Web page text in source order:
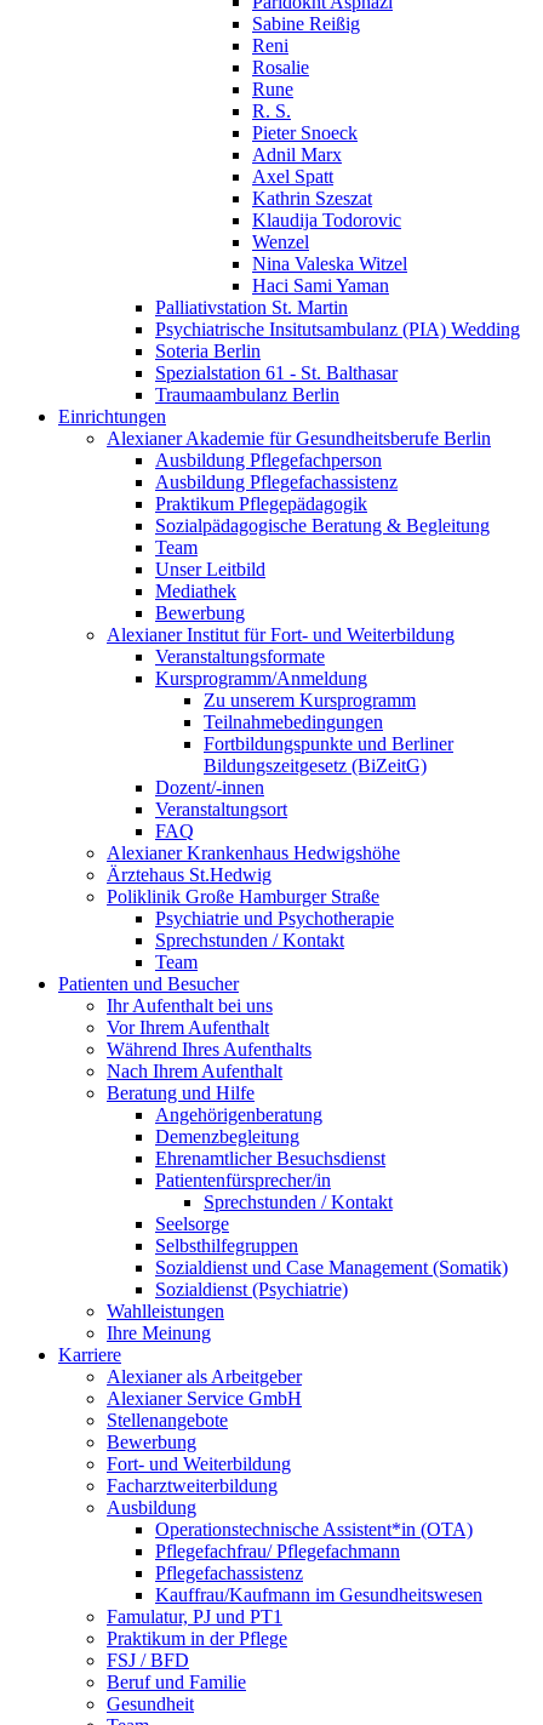
Sabine Reißig
Reni
Rosalie
Rune
R. S.
Pieter Snoeck
Adnil Marx
Axel Spatt
Kathrin Szeszat
Klaudija Todorovic
Wenzel
Nina Valeska Witzel
Haci Sami Yaman
Palliativstation St. Martin
Psychiatrische Insitutsambulanz (PIA) Wedding
Soteria Berlin
Spezialstation 61 - St. Balthasar
Traumaambulanz Berlin
Einrichtungen
Alexianer Akademie für Gesundheitsberufe Berlin
Ausbildung Pflegefachperson
Ausbildung Pflegefachassistenz
Praktikum Pflegepädagogik
Sozialpädagogische Beratung & Begleitung
Team
Unser Leitbild
Mediathek
Bewerbung
Alexianer Institut für Fort- und Weiterbildung
Veranstaltungsformate
Kursprogramm/Anmeldung
Zu unserem Kursprogramm
Teilnahmebedingungen
Fortbildungspunkte und Berliner
Bildungszeitgesetz (BiZeitG)
Dozent/-innen
Veranstaltungsort
FAQ
Alexianer Krankenhaus Hedwigshöhe
Ärztehaus St.Hedwig
Poliklinik Große Hamburger Straße
Psychiatrie und Psychotherapie
Sprechstunden / Kontakt
Team
Patienten und Besucher
Ihr Aufenthalt bei uns
Vor Ihrem Aufenthalt
Während Ihres Aufenthalts
Nach Ihrem Aufenthalt
Beratung und Hilfe
Angehörigenberatung
Demenzbegleitung
Ehrenamtlicher Besuchsdienst
Patientenfürsprecher/in
Sprechstunden / Kontakt
Seelsorge
Selbsthilfegruppen
Sozialdienst und Case Management (Somatik)
Sozialdienst (Psychiatrie)
Wahlleistungen
Ihre Meinung
Karriere
Alexianer als Arbeitgeber
Alexianer Service GmbH
Stellenangebote
Bewerbung
Fort- und Weiterbildung
Facharztweiterbildung
Ausbildung
Operationstechnische Assistent*in (OTA)
Pflegefachfrau/ Pflegefachmann
Pflegefachassistenz
Kauffrau/Kaufmann im Gesundheitswesen
Famulatur, PJ und PT1
Praktikum in der Pflege
FSJ / BFD
Beruf und Familie
Gesundheit